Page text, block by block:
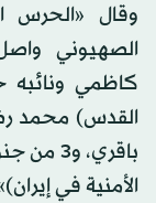
وقال «الحرس
الصهيوني
كاظمي
القدس) محمد
باقري،
الأمنية في